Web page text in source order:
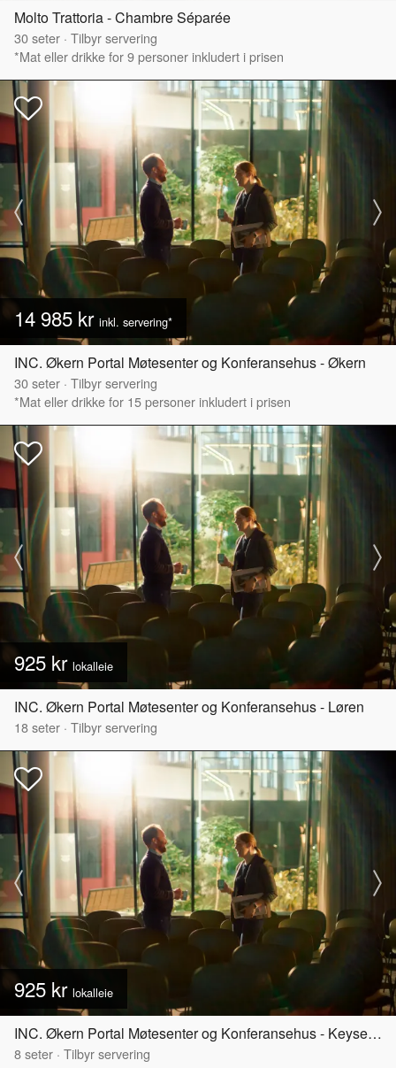
Molto Trattoria - Chambre Séparée
30seter · Tilbyr servering
*Mat eller drikke for 9 personer inkludert i prisen
14 985 kr inkl. servering*
INC. Økern Portal Møtesenter og Konferansehus - Økern
30seter · Tilbyr servering
*Mat eller drikke for 15 personer inkludert i prisen
925 kr lokalleie
INC. Økern Portal Møtesenter og Konferansehus - Løren
18seter · Tilbyr servering
925 kr lokalleie
INC. Økern Portal Møtesenter og Konferansehus - Keyserløkka
8seter · Tilbyr servering